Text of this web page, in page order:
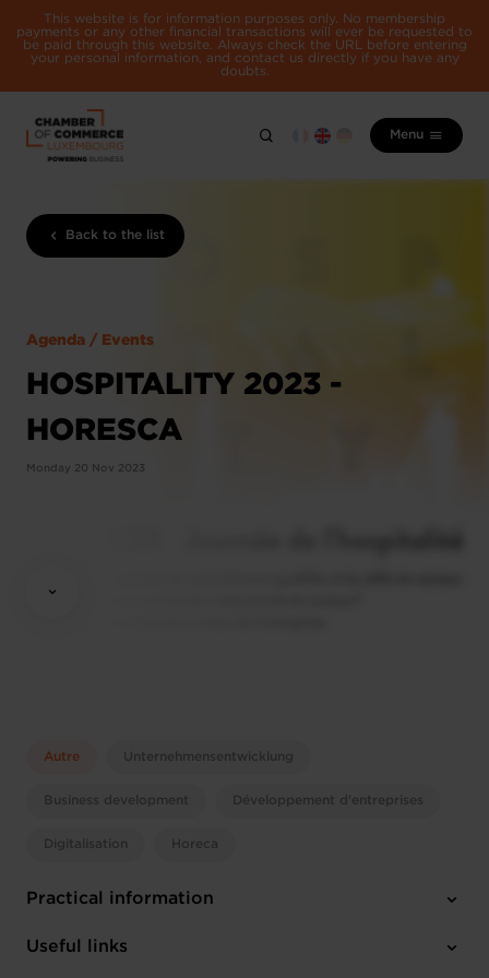
This website is for information purposes only. No membership
payments or any other financial transactions will ever be requested to
be paid through this website. Always check the URL before entering
your personal information, and contact us directly if you have any
doubts.
Menu
Back to the list
Agenda / Events
HOSPITALITY 2023 -
HORESCA
Monday 20 Nov 2023
Autre Unternehmensentwicklung
Business development Développement d'entreprises
Digitalisation Horeca
Practical information
Monday 20 Nov 2023
Useful links